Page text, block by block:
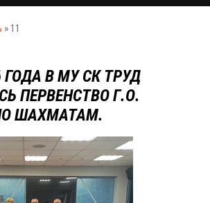
» 11
ГОДА В МУ СК ТРУД
ПЕРВЕНСТВО Г.О.
ШАХМАТАМ.